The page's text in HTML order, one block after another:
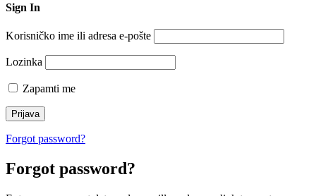
Sign In
Korisničko ime ili adresa e-pošte
Lozinka
Zapamti me
Forgot password?
Forgot password?